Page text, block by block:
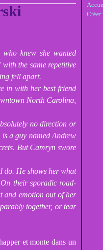
knew she wanted
the same repetitive
fell apart.
in with her best friend
North Carolina,
no direction or
a guy named Andrew
But Camryn swore
do. He shows her what
their sporadic road-
and emotion out of her
together, or tear
et monte dans un